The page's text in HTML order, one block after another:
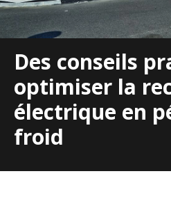
Des conseils
optimiser la
électrique en
froid